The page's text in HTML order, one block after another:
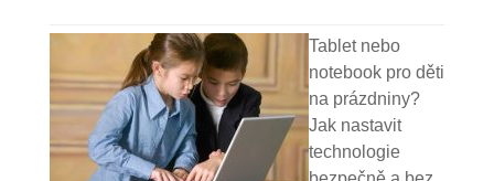
Tablet nebo
notebook pro děti
na prázdniny?
Jak nastavit
technologie